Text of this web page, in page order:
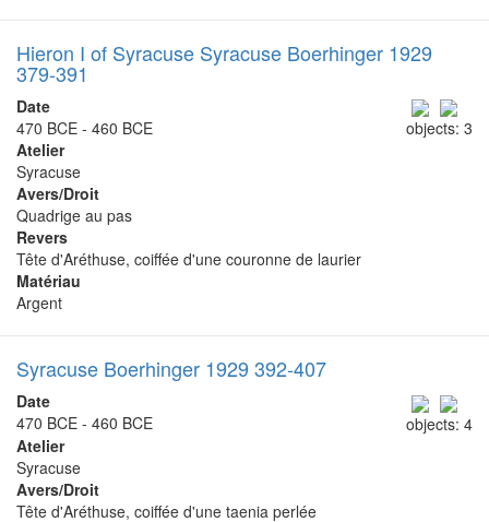
Hieron I of Syracuse Syracuse Boerhinger 1929
379-391
objects: 3
Date
470 BCE - 460 BCE
Atelier
Syracuse
Avers/Droit
Quadrige au pas
Revers
Tête d'Aréthuse, coiffée d'une couronne de laurier
Matériau
Argent
Syracuse Boerhinger 1929 392-407
objects: 4
Date
470 BCE - 460 BCE
Atelier
Syracuse
Avers/Droit
Tête d'Aréthuse, coiffée d'une taenia perlée